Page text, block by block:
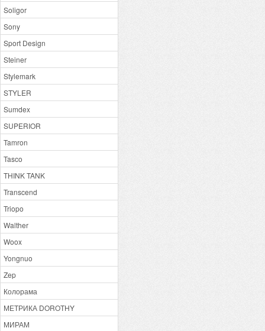
Soligor
Sony
Sport Design
Steiner
Stylemark
STYLER
Sumdex
SUPERIOR
Tamron
Tasco
THINK TANK
Transcend
Triopo
Walther
Woox
Yongnuo
Zep
Колорама
МЕТРИКА DOROTHY
МИРАМ